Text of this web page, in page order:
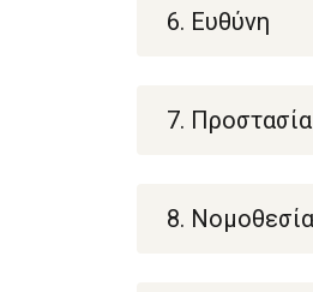
6. Ευθύνη
7.
8. Νομοθεσία